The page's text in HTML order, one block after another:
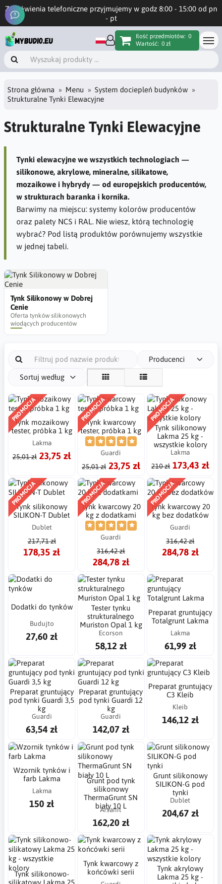
Zamówienia telefoniczne przyjmujemy w godz 8:00 - 15:00 od pn
- pt
Ilość przedmiotów: 0
Wartość: 0 zł
Strona główna Menu
System dociepleń budynków
Strukturalne Tynki Elewacyjne
Strukturalne Tynki Elewacyjne
Tynki elewacyjne we wszystkich technologiach —
silikonowe, akrylowe, mineralne, silikatowe,
mozaikowe i hybrydy — od europejskich producentów,
w strukturach baranka i kornika.
Barwimy na miejscu: systemy kolorów producentów
oraz palety NCS i RAL. Nie wiesz, którą technologię
wybrać? Pod listą produktów porównujemy wszystkie
w jednej tabeli.
Tynk Silikonowy w Dobrej
Cenie
Oferta tynków silikonowych
wiodących producentów
Producenci
Sortuj według
PROMOCJA
Tynk mozaikowy
tester, próbka 1 kg
Lakma
25,01 zł 23,75 zł
PROMOCJA
Tynk kwarcowy
tester, próbka 1 kg
Guardi
25,01 zł 23,75 zł
PROMOCJA
Tynk silikonowy
Lakma 25 kg -
wszystkie kolory
Lakma
210 zł 173,43 zł
PROMOCJA
Tynk silikonowy
SILIKON-T Dublet
Dublet
217,71 zł
178,35 zł
PROMOCJA
Tynk kwarcowy 20
kg z dodatkami
Guardi
316,42 zł
284,78 zł
PROMOCJA
Tynk kwarcowy 20
kg bez dodatków
Guardi
316,42 zł
284,78 zł
Dodatki do tynków
Budujto
27,60 zł
Tester tynku
strukturalnego
Muriston Opal 1 kg
Ecorson
58,12 zł
Preparat gruntujący
Totalgrunt Lakma
Lakma
61,99 zł
Preparat gruntujący
pod tynki Guardi 3,5
kg
Guardi
63,54 zł
Preparat gruntujący
pod tynki Guardi 12
kg
Guardi
142,07 zł
Preparat gruntujący
C3 Kleib
Kleib
146,12 zł
Wzornik tynków i
farb Lakma
Lakma
150 zł
Grunt pod tynk
silikonowy
ThermaGrunt SN
biały 10 L
Arsanit
162,20 zł
Grunt silikonowy
SILIKON-G pod
tynki
Dublet
204,67 zł
Tynk silikonowo-
silikatowy Lakma 25
Tynk kwarcowy z
końcówki serii
Tynk akrylowy
Lakma 25 kg -